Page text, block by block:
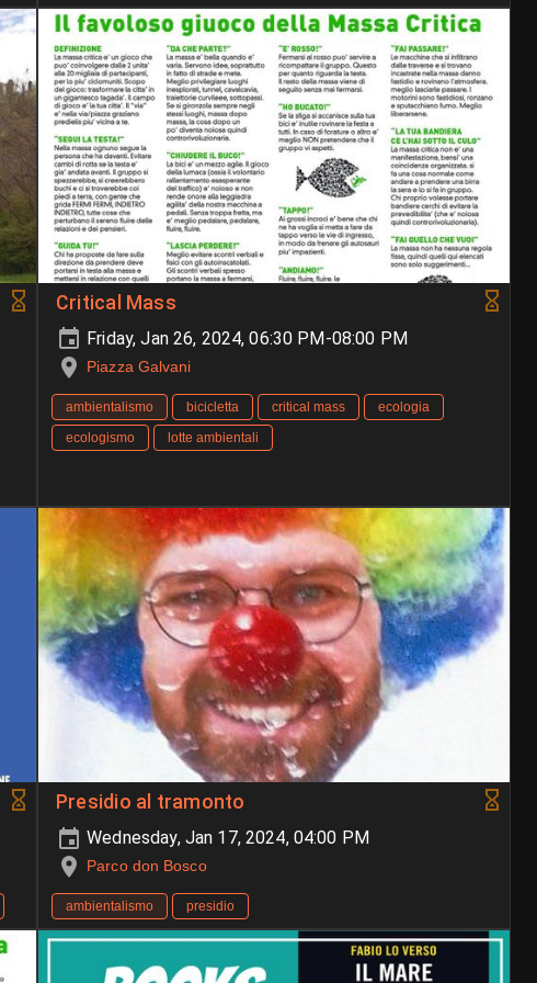
Critical Mass
Friday, Jan 26, 2024, 06:30 PM-08:00 PM
Piazza Galvani
ambientalismo bicicletta critical mass
ecologia
ecologismo
lotte ambientali
Presidio al tramonto
Wednesday, Jan 17, 2024, 04:00 PM
Parco don Bosco
ambientalismo presidio